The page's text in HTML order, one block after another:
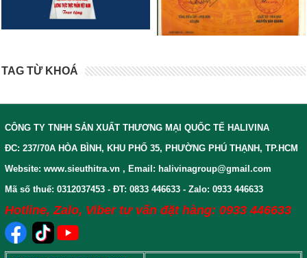
TAG TỪ KHOÁ
CÔNG TY TNHH SẢN XUẤT THƯƠNG MẠI QUỐC TẾ HALIVINA
ĐC: 237/70A HÒA BÌNH, KHU PHỐ 35, PHƯỜNG PHÚ THẠNH, TP.HCM
Website: www.sieuthitra.vn , Email: halivinagroup@gmail.com
Mã số thuế: 0312037453 - ĐT: 0833 446633 - Zalo: 0933 446633
Hotline, Zalo, Viber tư vấn đặt hàng: 0933 446633